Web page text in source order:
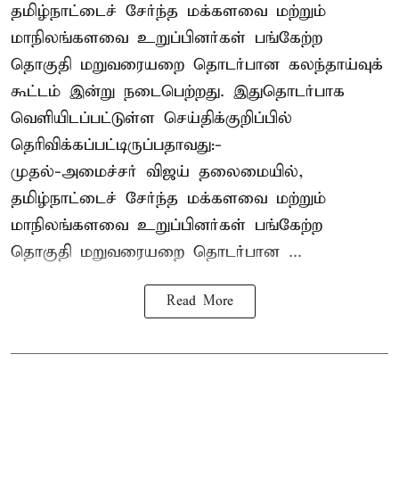
தமிழ்நாட்டைச் சேர்ந்த மக்களவை மற்றும்
மாநிலங்களவை உறுப்பினர்கள் பங்கேற்ற
தொகுதி மறுவரையறை தொடர்பான கலந்தாய்வுக்
கூட்டம் இன்று நடைபெற்றது. இதுதொடர்பாக
வெளியிடப்பட்டுள்ள செய்திக்குறிப்பில்
தெரிவிக்கப்பட்டிருப்பதாவது:-
முதல்-அமைச்சர் விஜய் தலைமையில்,
தமிழ்நாட்டைச் சேர்ந்த மக்களவை மற்றும்
மாநிலங்களவை உறுப்பினர்கள் பங்கேற்ற
தொகுதி மறுவரையறை தொடர்பான ...
Read More